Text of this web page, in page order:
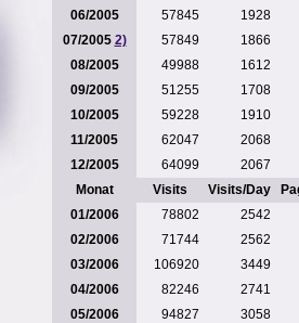
06/2005
57845
1928
07/2005 2) 57849
1866
08/2005
49988
1612
09/2005
51255
1708
10/2005
59228
1910
11/2005
62047
2068
12/2005
64099
2067
Monat
Visits Visits/Day
01/2006
78802
2542
02/2006
71744
2562
03/2006
106920
3449
04/2006
82246
2741
05/2006
94827
3058